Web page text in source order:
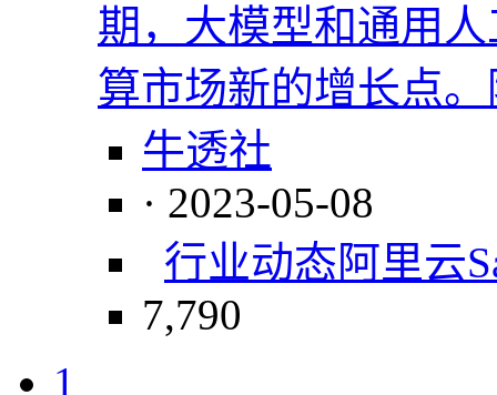
期，大模型和通用
算市场新的增长点
牛透社
· 2023-05-08
行业动态阿里云
7,790
1